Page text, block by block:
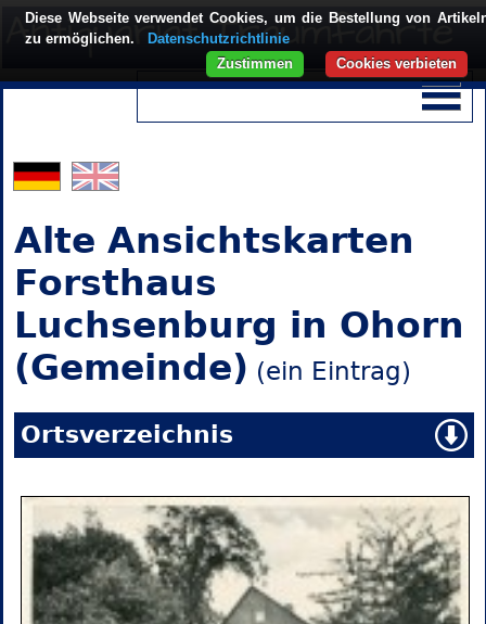
Alte Ansichtskarten
Forsthaus
Luchsenburg in Ohorn
(Gemeinde) (ein Eintrag)
Ortsverzeichnis
Diese Webseite verwendet Cookies, um die Bestellung von
zu ermöglichen.
Datenschutzrichtlinie
Cookies verbieten
Zustimmen